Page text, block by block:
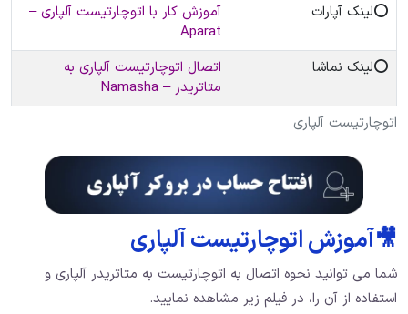
اتوچارتیست آلپاری
⭕️لینک آپارات
آموزش کار با اتوچارتیست آلپاری –
Aparat
⭕️لینک نماشا
اتصال اتوچارتیست آلپاری به
متاتریدر – Namasha
🎥آموزش اتوچارتیست آلپاری
شما می توانید نحوه اتصال به اتوچارتیست به متاتریدر آلپاری و
استفاده از آن را، در فیلم زیر مشاهده نمایید.